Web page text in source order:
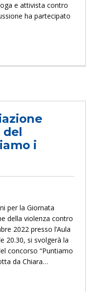
e attivista contro
ha partecipato
del
i
per la Giornata
della violenza contro
2022 presso l’Aula
20.30, si svolgerà la
concorso “Puntiamo
da Chiara…